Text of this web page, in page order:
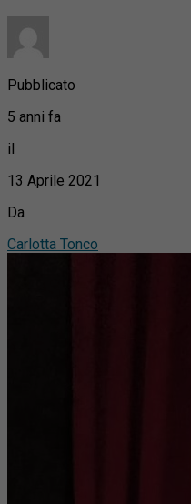
Pubblicato
5 anni fa
il
13 Aprile 2021
Da
Carlotta Tonco